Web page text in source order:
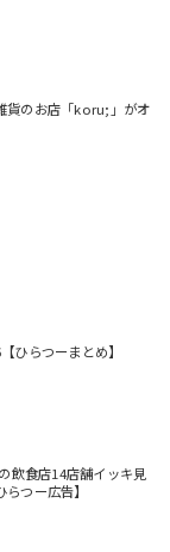
貨のお店「koru;」がオ
ひらつーまとめ】
飲食店14店舗イッキ見
つー広告】